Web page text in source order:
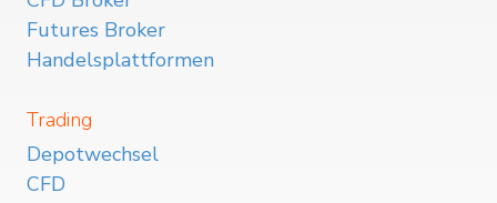
Futures Broker
Handelsplattformen
Trading
Depotwechsel
CFD